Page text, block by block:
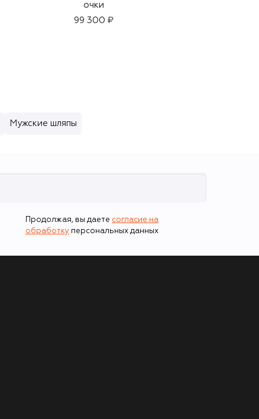
очки
99 300 ₽
Мужские шляпы
Продолжая, вы даете согласие на
обработку персональных данных